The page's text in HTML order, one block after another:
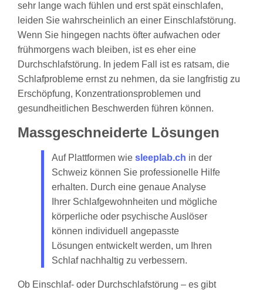
sehr lange wach fühlen und erst spät einschlafen,
leiden Sie wahrscheinlich an einer Einschlafstörung.
Wenn Sie hingegen nachts öfter aufwachen oder
frühmorgens wach bleiben, ist es eher eine
Durchschlafstörung. In jedem Fall ist es ratsam, die
Schlafprobleme ernst zu nehmen, da sie langfristig zu
Erschöpfung, Konzentrationsproblemen und
gesundheitlichen Beschwerden führen können.
Massgeschneiderte Lösungen
Auf Plattformen wie sleeplab.ch in der
Schweiz können Sie professionelle Hilfe
erhalten. Durch eine genaue Analyse
Ihrer Schlafgewohnheiten und mögliche
körperliche oder psychische Auslöser
können individuell angepasste
Lösungen entwickelt werden, um Ihren
Schlaf nachhaltig zu verbessern.
Ob Einschlaf- oder Durchschlafstörung – es gibt